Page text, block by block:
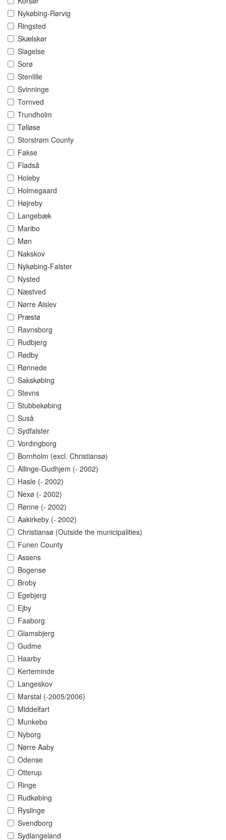
Nykøbing-Rørvig
Ringsted
Skælskør
Slagelse
Sorø
Stenlille
Svinninge
Tornved
Trundholm
Tølløse
Storstrøm County
Fakse
Fladså
Holeby
Holmegaard
Højreby
Langebæk
Maribo
Møn
Nakskov
Nykøbing-Falster
Nysted
Næstved
Nørre Alslev
Præstø
Ravnsborg
Rudbjerg
Rødby
Rønnede
Sakskøbing
Stevns
Stubbekøbing
Suså
Sydfalster
Vordingborg
Bornholm (excl. Christiansø)
Allinge-Gudhjem (- 2002)
Hasle (- 2002)
Nexø (- 2002)
Rønne (- 2002)
Aakirkeby (- 2002)
Christiansø (Outside the municipalities)
Funen County
Assens
Bogense
Broby
Egebjerg
Ejby
Faaborg
Glamsbjerg
Gudme
Haarby
Kerteminde
Langeskov
Marstal (-2005/2006)
Middelfart
Munkebo
Nyborg
Nørre Aaby
Odense
Otterup
Ringe
Rudkøbing
Ryslinge
Svendborg
Sydlangeland